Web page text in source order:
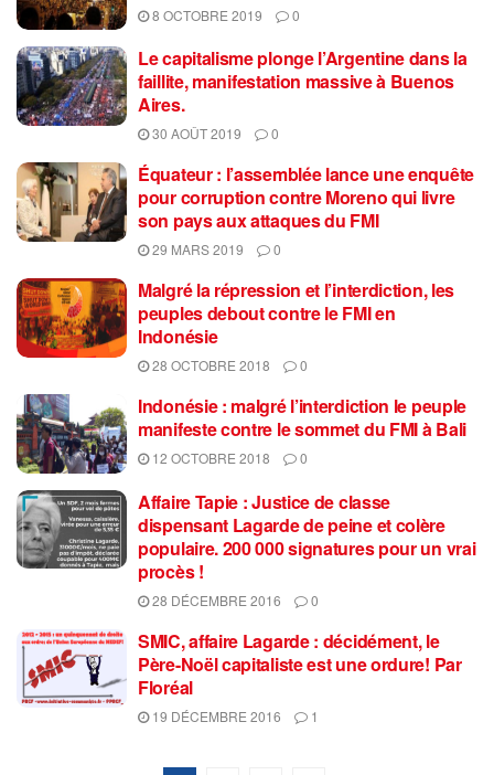
8 OCTOBRE 2019 0
Le capitalisme plonge l’Argentine dans la
faillite, manifestation massive à Buenos
Aires.
30 AOÛT 2019 0
Équateur : l’assemblée lance une enquête
pour corruption contre Moreno qui livre
son pays aux attaques du FMI
29 MARS 2019 0
Malgré la répression et l’interdiction, les
peuples debout contre le FMI en
Indonésie
28 OCTOBRE 2018 0
Indonésie : malgré l’interdiction le peuple
manifeste contre le sommet du FMI à Bali
12 OCTOBRE 2018 0
Affaire Tapie : Justice de classe
dispensant Lagarde de peine et colère
populaire. 200 000 signatures pour un vrai
procès !
28 DÉCEMBRE 2016 0
SMIC, affaire Lagarde : décidément, le
Père-Noël capitaliste est une ordure! Par
Floréal
19 DÉCEMBRE 2016 1